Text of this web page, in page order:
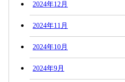
2024年12月
2024年11月
2024年10月
2024年9月